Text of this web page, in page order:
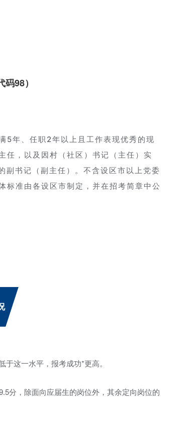
98）
5年、任职2年以上且工作表现优秀的现
任，以及因村（社区）书记（主任）实
副书记（副主任）。不含设区市以上党委
标准由各设区市制定，并在招考简章中公
这一水平，报考成功*更高。
分，除面向应届生的岗位外，其余定向岗位的